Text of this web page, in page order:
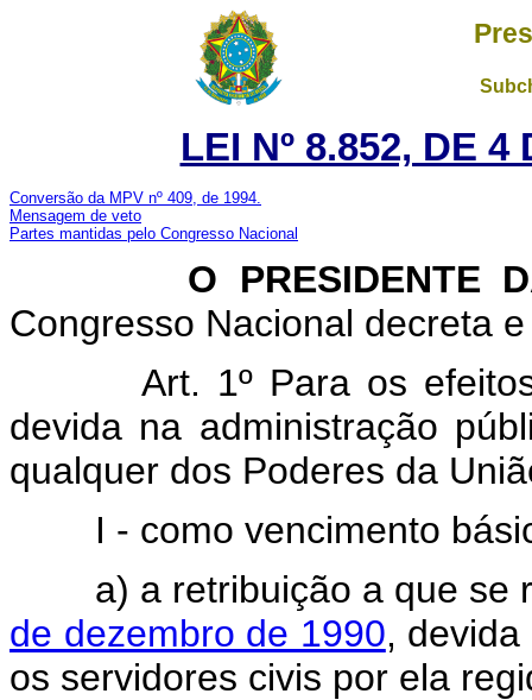
LEI Nº 8.852, DE 4
Conversão da MPV nº 409, de 1994.
Mensagem de veto
Partes mantidas pelo Congresso Nacional
O PRESIDENTE DA
Congresso Nacional decreta
Art. 1º Para os
devida na administração
qualquer dos Poderes da
I - como vencimento
a) a retribuição a que se
de dezembro de 1990,
os servidores civis por ela